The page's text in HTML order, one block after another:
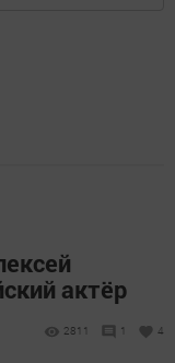
актёр
2811 1 4